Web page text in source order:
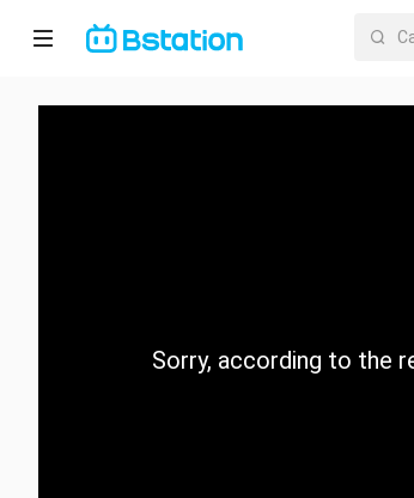
Halaman
KategoriSorry, according to the